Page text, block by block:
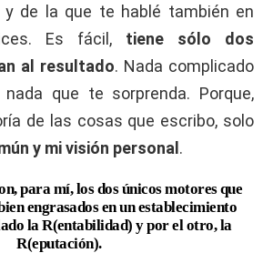
de la que te hablé también en
Es fácil, tiene sólo dos
al resultado. Nada complicado
nada que te sorprenda. Porque,
de las cosas que escribo, solo
y mi visión personal .
para mí, los dos únicos motores que
engrasados en un establecimiento
la R(entabilidad) y por el otro, la
R(eputación).